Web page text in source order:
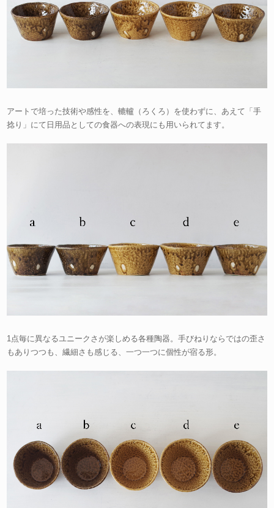
アートで培った技術や感性を、轆轤（ろくろ）を使わずに、あえて「手
捻り」にて日用品としての食器への表現にも用いられてます。
1点毎に異なるユニークさが楽しめる各種陶器。手びねりならではの歪さ
もありつつも、繊細さも感じる、一つ一つに個性が宿る形。